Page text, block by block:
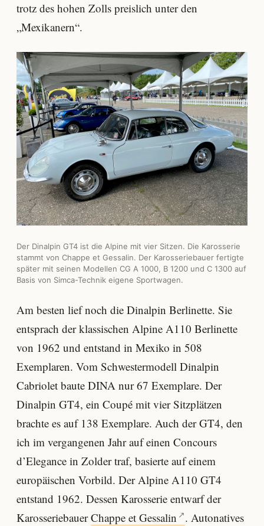
trotz des hohen Zolls preislich unter den
„Mexikanern“.
Der Dinalpin GT4 ist die Alpine mit vier Sitzen. Die Karosserie
stammt von Chappe et Gessalin. Der Karosseriebauer fertigte
später mit seinen Modellen CG A 1000, B 1200 und C 1300 auf
Basis von Simca-Technik eigene Sportwagen.
Am besten lief noch die Dinalpin Berlinette. Sie
entsprach der klassischen Alpine A110 Berlinette
von 1962 und entstand in Mexiko in 508
Exemplaren. Vom Schwestermodell Dinalpin
Cabriolet baute DINA nur 67 Exemplare. Der
Dinalpin GT4, ein Coupé mit vier Sitzplätzen
brachte es auf 138 Exemplare. Auch der GT4, den
ich im vergangenen Jahr auf einen Concours
d’Elegance in Zolder traf, basierte auf einem
europäischen Vorbild. Der Alpine A110 GT4
entstand 1962. Dessen Karosserie entwarf der
KarosseriebauerChappe et Gessalin
. Autonatives